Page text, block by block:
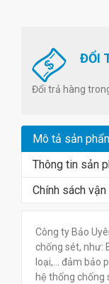
ĐỔI
Đổi trả hàng
Mô tả sản
Thông tin sản
Chính sách vận
Công ty Bảo
chống sét, như:
loại,... đảm bảo
hệ thống chống